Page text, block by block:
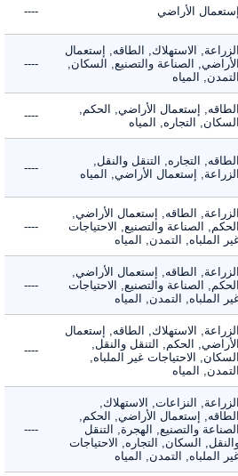
الأراضي ----
الاستهلاك, الطاقه, إستعمال
الصناعة والتصنيع, السكان,
المياه
----
إستعمال الأراضي, الحكم,
التجاره, المياه
----
التجاره, التنقل والنقل,
إستعمال الأراضي, المياه
----
الطاقه, إستعمال الأراضي,
الصناعة والتصنيع, الاحتياجات
الملباه, التمدن, المياه
----
الطاقه, إستعمال الأراضي,
الصناعة والتصنيع, الاحتياجات
الملباه, التمدن, المياه
----
الاستهلاك, الطاقه, إستعمال
الحكم, التنقل والنقل,
الاحتياجات غير الملباه,
المياه
----
النزاعات, الاستهلاك,
إستعمال الأراضي, الحكم,
والتصنيع, الهجرة, التنقل
السكان, التجاره, الاحتياجات
الملباه, التمدن, المياه
----